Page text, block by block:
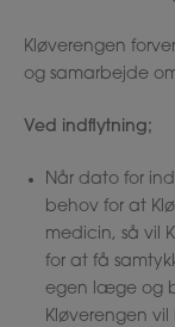
Kløverengen
og samarbejde
Ved indflytning;
Når dato for
behov for at
medicin, så vil
for at få
egen læge og
Kløverengen